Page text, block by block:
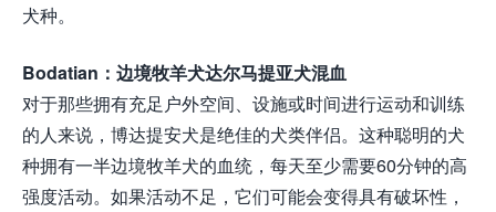
犬种。
Bodatian：边境牧羊犬达尔马提亚犬混血
对于那些拥有充足户外空间、设施或时间进行运动和训练
的人来说，博达提安犬是绝佳的犬类伴侣。这种聪明的犬
种拥有一半边境牧羊犬的血统，每天至少需要60分钟的高
强度活动。如果活动不足，它们可能会变得具有破坏性，